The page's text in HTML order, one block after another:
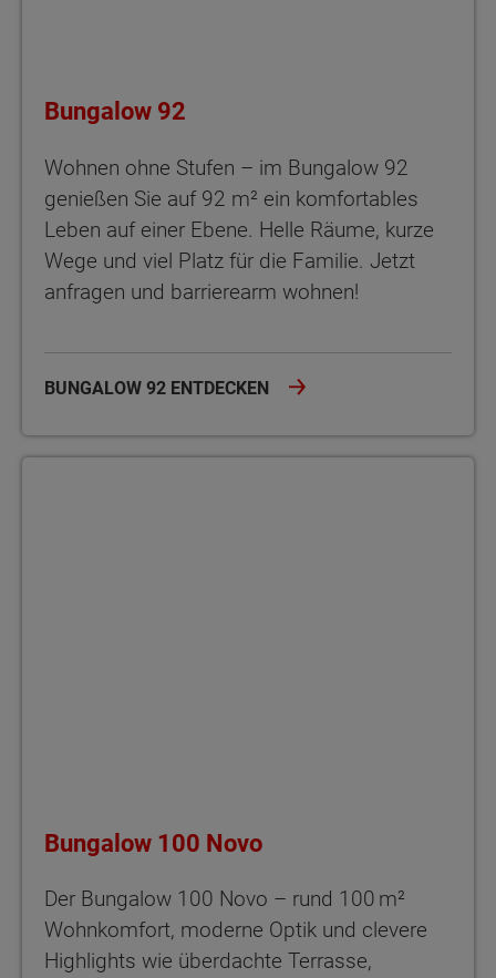
Bungalow 92
Wohnen ohne Stufen – im Bungalow 92
genießen Sie auf 92 m² ein komfortables
Leben auf einer Ebene. Helle Räume, kurze
Wege und viel Platz für die Familie. Jetzt
anfragen und barrierearm wohnen!
BUNGALOW 92 ENTDECKEN
Bungalow 100 Novo
Der Bungalow 100 Novo – rund 100 m²
Wohnkomfort, moderne Optik und clevere
Highlights wie überdachte Terrasse,